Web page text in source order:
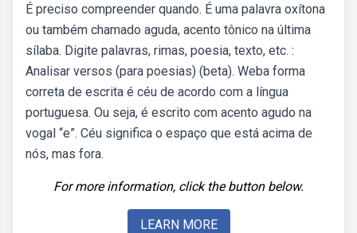
É preciso compreender quando. É uma palavra oxítona
ou também chamado aguda, acento tônico na última
sílaba. Digite palavras, rimas, poesia, texto, etc. :
Analisar versos (para poesias) (beta). Weba forma
correta de escrita é céu de acordo com a língua
portuguesa. Ou seja, é escrito com acento agudo na
vogal “e”. Céu significa o espaço que está acima de
nós, mas fora.
For more information, click the button below.
LEARN MORE